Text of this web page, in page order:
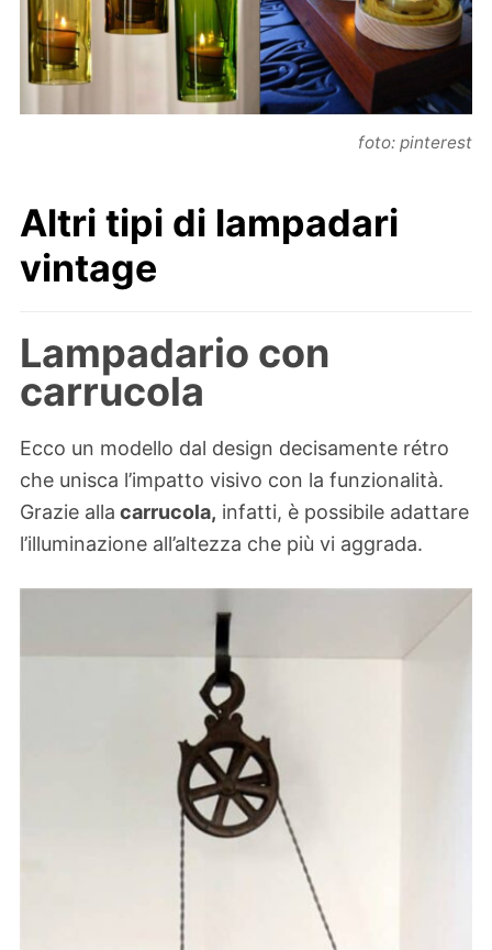
foto: pinterest
Altri tipi di lampadari
vintage
Lampadario con
carrucola
Ecco un modello dal design decisamente rétro
che unisca l’impatto visivo con la funzionalità.
Grazie alla carrucola, infatti, è possibile adattare
l’illuminazione all’altezza che più vi aggrada.